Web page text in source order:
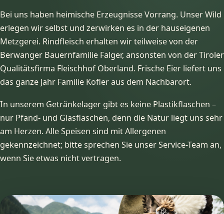
Bei uns haben heimische Erzeugnisse Vorrang. Unser Wild
erlegen wir selbst und zerwirken es in der hauseigenen
Metzgerei. Rindfleisch erhalten wir teilweise von der
Berwanger Bauernfamilie Falger, ansonsten von der Tiroler
Qualitätsfirma Fleischhof Oberland. Frische Eier liefert uns
das ganze Jahr Familie Kofler aus dem Nachbarort.
In unserem Getränkelager gibt es keine Plastikflaschen –
nur Pfand- und Glasflaschen, denn die Natur liegt uns sehr
am Herzen. Alle Speisen sind mit Allergenen
gekennzeichnet; bitte sprechen Sie unser Service-Team an,
wenn Sie etwas nicht vertragen.